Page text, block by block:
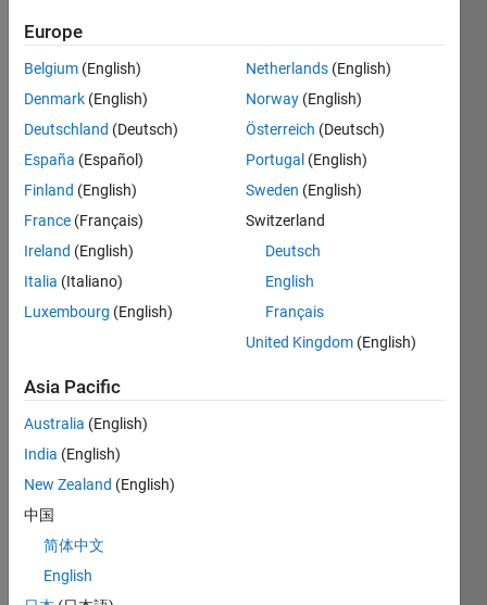
2004
Followers:
Following:
Message
Georgia
of
MechE),
Michigan
(Ph.D.
MechE),
MathWorks
Show
more
Programming
Languages:
Spoken
Languages:
English,
Pronouns:
Europe
Belgium (English)
Denmark (English)
Deutschland (Deutsch)
España (Español)
Finland (English)
France (Français)
Ireland (English)
Italia (Italiano)
Luxembourg (English)
Netherlands (English)
Norway (English)
Österreich (Deutsch)
Portugal (English)
Sweden (English)
Switzerland
Deutsch
English
Français
United Kingdom (English)
Asia Pacific
Australia (English)
India (English)
New Zealand (English)
中国
简体中文
English